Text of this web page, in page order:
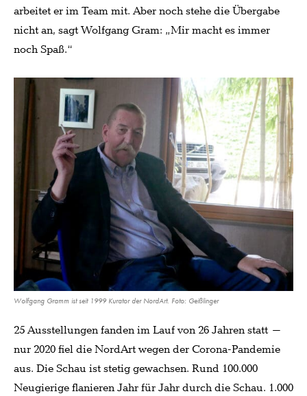
arbeitet er im Team mit. Aber noch stehe die Übergabe
nicht an, sagt Wolfgang Gram: „Mir macht es immer
noch Spaß.“
Wolfgang Gramm ist seit 1999 Kurator der NordArt. Foto: Geißlinger
25 Ausstellungen fanden im Lauf von 26 Jahren statt –
nur 2020 fiel die NordArt wegen der Corona-Pandemie
aus. Die Schau ist stetig gewachsen. Rund 100.000
Neugierige flanieren Jahr für Jahr durch die Schau. 1.000